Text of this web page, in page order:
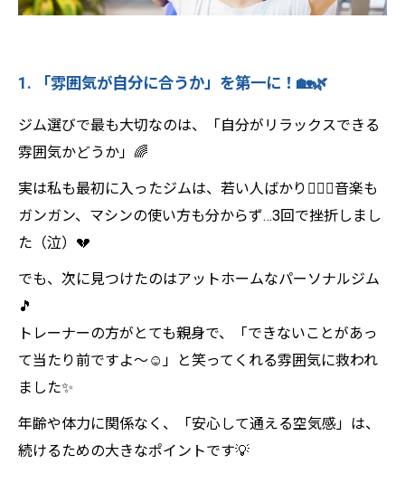
1. 「雰囲気が自分に合うか」を第一に！🏡🌿
ジム選びで最も大切なのは、「自分がリラックスできる
雰囲気かどうか」🌈
実は私も最初に入ったジムは、若い人ばかり🏋️‍♂️💨音楽も
ガンガン、マシンの使い方も分からず…3回で挫折しまし
た（泣）💔
でも、次に見つけたのはアットホームなパーソナルジム
🎵
トレーナーの方がとても親身で、「できないことがあっ
て当たり前ですよ〜☺️」と笑ってくれる雰囲気に救われ
ました✨
年齢や体力に関係なく、「安心して通える空気感」は、
続けるための大きなポイントです💡